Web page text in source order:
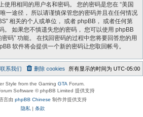
使用相同的用户名和密码。 您的密码是您在 “美国
一途径， 所以请谨慎保管您的密码并且在任何情况
相关的个人或单位， 或者 phpBB， 或者任何第
。 如果您不慎遗失您的密码， 您可以使用 phpBB
码” 功能。 在找回密码的过程中您将要回答您的用
软件将会提供一个新的密码让您取回帐号。
所有显示的时间为 UTC-05:00
删除 cookies
联系我们
Style from the Gaming GTA Forum.
Software © phpBB Limited 提供支持
言由 phpBB Chinese 制作并提供支持
隐私 | 条款